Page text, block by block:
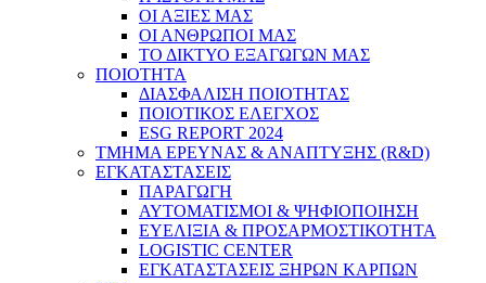
ΟΙ ΑΞΙΕΣ ΜΑΣ
ΟΙ ΑΝΘΡΩΠΟΙ ΜΑΣ
ΤΟ ΔΙΚΤΥΟ ΕΞΑΓΩΓΩΝ ΜΑΣ
ΠΟΙΟΤΗΤΑ
ΔΙΑΣΦΑΛΙΣΗ ΠΟΙΟΤΗΤΑΣ
ΠΟΙΟΤΙΚΟΣ ΕΛΕΓΧΟΣ
ESG REPORT 2024
ΤΜΗΜΑ ΕΡΕΥΝΑΣ & ΑΝΑΠΤΥΞΗΣ (R&D)
ΕΓΚΑΤΑΣΤΑΣΕΙΣ
ΠΑΡΑΓΩΓΗ
ΑΥΤΟΜΑΤΙΣΜΟΙ & ΨΗΦΙΟΠΟΙΗΣΗ
ΕΥΕΛΙΞΙΑ & ΠΡΟΣΑΡΜΟΣΤΙΚΟΤΗΤΑ
LOGISTIC CENTER
ΕΓΚΑΤΑΣΤΑΣΕΙΣ ΞΗΡΩΝ ΚΑΡΠΩΝ